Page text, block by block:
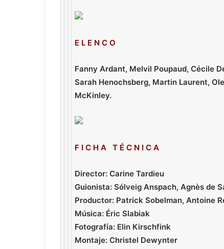
E L E N C O
Fanny Ardant, Melvil Poupaud, Cécile
Sarah Henochsberg, Martin Laurent,
McKinley.
F I C H A T É C N I C A
Director: Carine Tardieu
Guionista: Sólveig Anspach, Agnès de
Productor: Patrick Sobelman, Antoine
Música: Éric Slabiak
Fotografía: Elin Kirschfink
Montaje: Christel Dewynter